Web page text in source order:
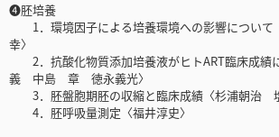
❹胚培養
1．環境因子による培養環境への影響につい
幸〉
2．抗酸化物質添加培養液がヒトART臨床成績
義 中島 章 徳永義光〉
3．胚盤胞期胚の収縮と臨床成績〈杉浦朝治
4．胚呼吸量測定〈福井淳史〉